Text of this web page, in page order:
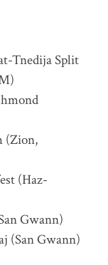
Tnedija Split
(Zion,
(Haz-
Gwann)
(San Gwann)